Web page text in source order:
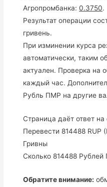
Агропромбанка:0.3750.
Результат операции
гривень.
При изминении курса
автоматически, таким
актуален. Проверка на
каждый час.
Рубль ПМР на другие
Страница даёт ответ
Перевести 814488 RUP
Гривны
Сколько 814488 Рублей
Обратите внимание: